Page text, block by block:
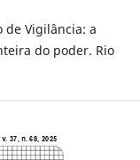
de Vigilância: a
do poder. Rio